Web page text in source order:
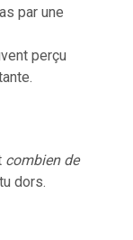
par une
perçu
combien de
dors.